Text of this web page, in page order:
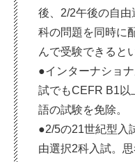
後、2/2午後の自
科の問題を同時に
んで受験できると
●インターナショ
試でもCEFR B1以
語の試験を免除。
●2/5の21世紀型入
由選択2科入試。